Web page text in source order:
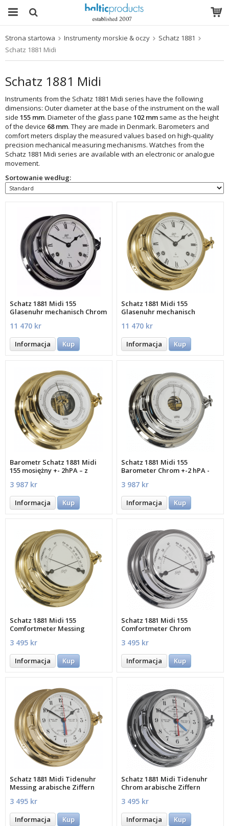
Produkt został włożony do Twojego koszyka
Strona startowa Instrumenty morskie & oczy
Schatz 1881
Schatz 1881 Midi
Schatz 1881 Midi
Instruments from the Schatz 1881 Midi series have the following
dimensions: Outer diameter at the base of the instrument on the wall
side 155 mm. Diameter of the glass pane 102 mm same as the height
of the device 68 mm. They are made in Denmark. Barometers and
comfort meters display the measured values based on high-quality
precision mechanical measuring mechanisms. Watches from the
Schatz 1881 Midi series are available with an electronic or analogue
movement.
Sortowanie według:
Schatz 1881 Midi 155
Glasenuhr mechanisch Chrom
11 470 kr
Informacja Kup
Schatz 1881 Midi 155
Glasenuhr mechanisch
11 470 kr
Informacja Kup
Barometr Schatz 1881 Midi
155 mosiężny +- 2hPA – z
3 987 kr
Informacja Kup
Schatz 1881 Midi 155
Barometer Chrom +-2 hPA -
3 987 kr
Informacja Kup
Schatz 1881 Midi 155
Comfortmeter Messing
3 495 kr
Informacja Kup
Schatz 1881 Midi 155
Comfortmeter Chrom
3 495 kr
Informacja Kup
Schatz 1881 Midi Tidenuhr
Messing arabische Ziffern
3 495 kr
Informacja Kup
Schatz 1881 Midi Tidenuhr
Chrom arabische Ziffern
3 495 kr
Informacja Kup